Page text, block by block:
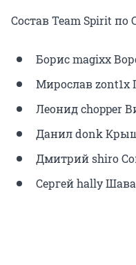
Состав Team Spirit по
Борис magixx
Мирослав zont1x
Леонид chopper
Данил donk
Дмитрий shiro
Сергей hally